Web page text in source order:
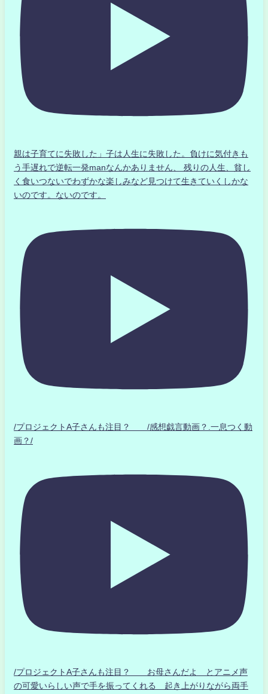
親は子育てに失敗した」子は人生に失敗した。負けに気付きも
う手遅れで逆転一発manなんかありません、 残りの人生、貧し
く食いつないでわずかな楽しみなど見つけて生きていくしかな
いのです。ないのです。
/プロジェクトA子さんも注目？ /感想戯言動画？.一息つく動
画？/
/プロジェクトA子さんも注目？ お母さんだよ とアニメ声
の可愛いらしい声で手を振ってくれる 起き上がりながら両手